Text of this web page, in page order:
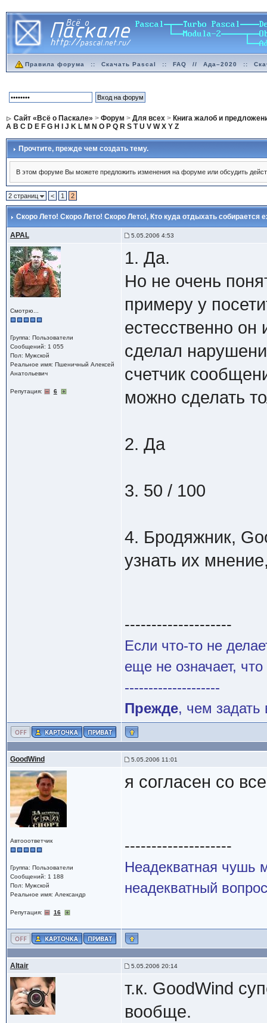
Правила форума :: Скачать Pascal :: FAQ // Ада–2020 ::
Сайт «Всё о Паскале» > Форум > Для всех> Книга жалоб и
A B C D E F G H J K L M N O P Q R S T U V W X Y Z
Прочтите, прежде чем создать тему.
В этом форуме Вы можете предложить изменения на форуме или обсудить
2 страниц < 1 2
Скоро Лето! Скоро Лето! Скоро Лето!, Кто куда отдыхать собирается
APAL 5.05.2006 4:53
Смотрю...
Группа: Пользователи
Сообщений: 1 055
Пол: Мужской
Реальное имя: Пшеничный Алексей
Анатольевич
Репутация: 6
1. Да.
Но не очень
примеру у
естесственно
сделал
счетчик
можно сделать
2. Да
3. 50 / 100
4. Бродяжник,
узнать их
--------------------
Если что-то не
еще не означает,
--------------------
Прежде, чем задать
GoodWind 5.05.2006 11:01
Автооответчик
Группа: Пользователи
Сообщений: 1 188
Пол: Мужской
Реальное имя: Александр
Репутация: 16
я согласен со
--------------------
Неадекватная чушь
неадекватный
Altair 5.05.2006 20:14
т.к. GoodWind
вообще.